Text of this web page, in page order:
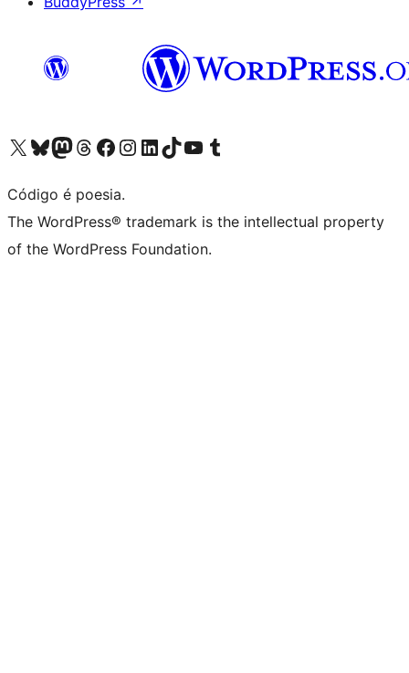
Visite a nossa conta X (antigo Twitter)
Visit our Bluesky account
Visit our Mastodon account
Visit our Threads account
Visite a nossa página do Facebook
Visite a nossa conta no Instagram
Visite a nossa conta no LinkedIn
Visit our TikTok account
Visit our YouTube channel
Visit our Tumblr account
Código é poesia.
The WordPress® trademark is the intellectual property
of the WordPress Foundation.